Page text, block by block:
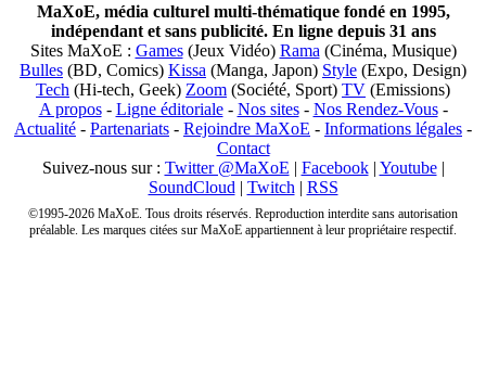
MaXoE, média culturel multi-thématique fondé en 1995,
indépendant et sans publicité. En ligne depuis 31 ans
Sites MaXoE : Games(Jeux Vidéo) Rama (Cinéma, Musique)
Bulles (BD, Comics) Kissa (Manga, Japon) Style (Expo, Design)
Tech (Hi-tech, Geek) Zoom (Société, Sport) TV (Emissions)
A propos- Ligne éditoriale- Nos sites- Nos Rendez-Vous-
Actualité - Partenariats - Rejoindre MaXoE - Informations légales -
Contact
Suivez-nous sur : Twitter @MaXoE | Facebook| Youtube|
SoundCloud | Twitch | RSS
©1995-2026 MaXoE. Tous droits réservés. Reproduction interdite sans autorisation
préalable. Les marques citées sur MaXoE appartiennent à leur propriétaire respectif.